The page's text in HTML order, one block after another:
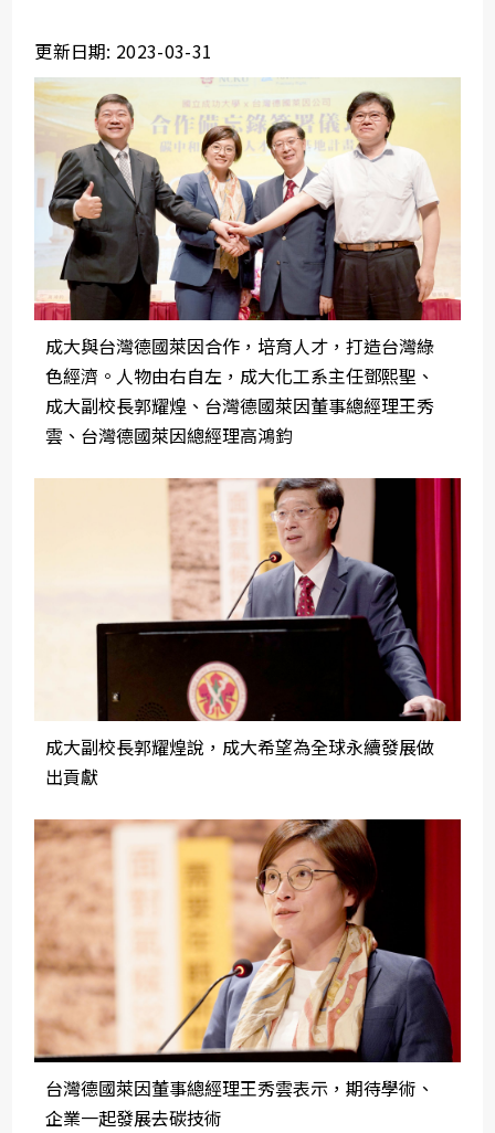
更新日期: 2023-03-31
成大與台灣德國萊因合作，培育人才，打造台灣綠
色經濟。人物由右自左，成大化工系主任鄧熙聖、
成大副校長郭耀煌、台灣德國萊因董事總經理王秀
雲、台灣德國萊因總經理高鴻鈞
成大副校長郭耀煌說，成大希望為全球永續發展做
出貢獻
台灣德國萊因董事總經理王秀雲表示，期待學術、
企業一起發展去碳技術